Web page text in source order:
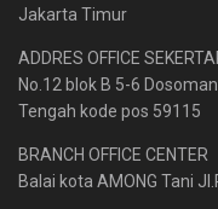
Jakarta Timur
ADDRES OFFICE
No.12 blok B 5-6
Tengah kode pos 59115
BRANCH OFFICE CENTER
Balai kota AMONG Tani